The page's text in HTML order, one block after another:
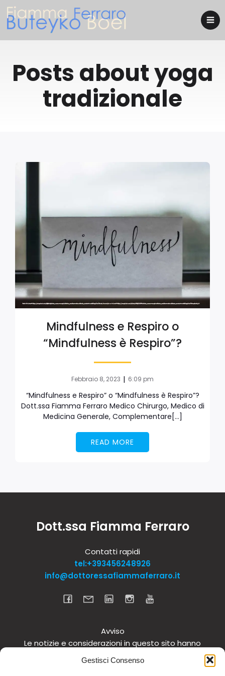
Gestisci Consenso
Posts about yoga
tradizionale
Mindfulness e Respiro o
“Mindfulness è Respiro”?
Febbraio 8, 2023 | 6:09 pm
“Mindfulness e Respiro” o “Mindfulness è Respiro”?
Dott.ssa Fiamma Ferraro Medico Chirurgo, Medico di
Medicina Generale, Complementare[…]
READ MORE
Dott.ssa Fiamma Ferraro
Contatti rapidi
tel:+393456248926
info@dottoressafiammaferraro.it
Avviso
Le notizie e considerazioni in questo sito hanno
carattere informativo generale e non intendono in
alcun modo dare consigli medici. Si raccomanda di